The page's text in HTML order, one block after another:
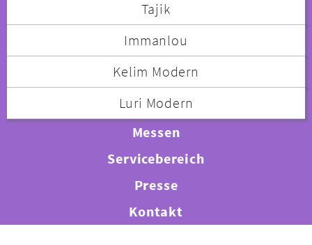
Tajik
Immanlou
Kelim Modern
Luri Modern
Messen
Servicebereich
Presse
Kontakt